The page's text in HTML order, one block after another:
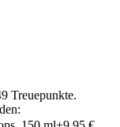
Treuepunkte.